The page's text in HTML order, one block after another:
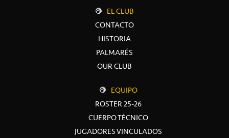
EL CLUB
CONTACTO
HISTORIA
PALMARÉS
OUR CLUB
EQUIPO
ROSTER 25-26
CUERPO TÉCNICO
JUGADORES VINCULADOS